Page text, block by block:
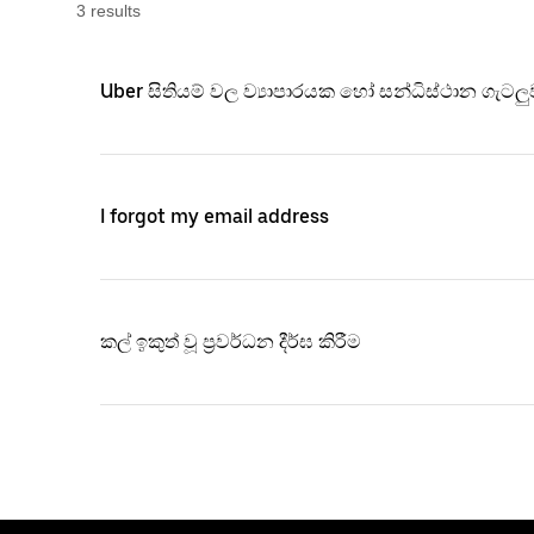
3 results
Uber සිතියම් වල ව්‍යාපාරයක හෝ සන්ධිස්ථාන
I forgot my email address
කල් ඉකුත් වූ ප්‍රවර්ධන දීර්ඝ කිරීම